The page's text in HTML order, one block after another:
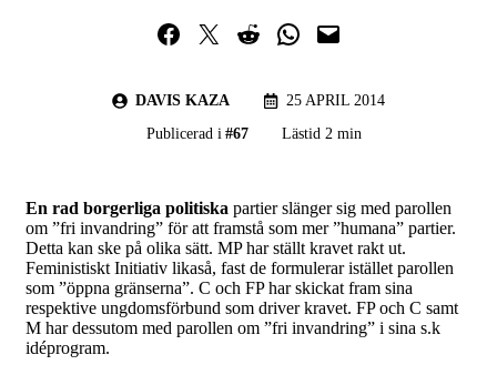
Dela på Facebook
Dela på TwitterDela på RedditDela i WhatsApp
Maila en länk
DAVIS KAZA
25 APRIL 2014
Publicerad i #67 Lästid 2 min
En rad borgerliga politiska partier slänger sig med parollen
om ”fri invandring” för att framstå som mer ”humana” partier.
Detta kan ske på olika sätt. MP har ställt kravet rakt ut.
Feministiskt Initiativ likaså, fast de formulerar istället parollen
som ”öppna gränserna”. C och FP har skickat fram sina
respektive ungdomsförbund som driver kravet. FP och C samt
M har dessutom med parollen om ”fri invandring” i sina s.k
idéprogram.